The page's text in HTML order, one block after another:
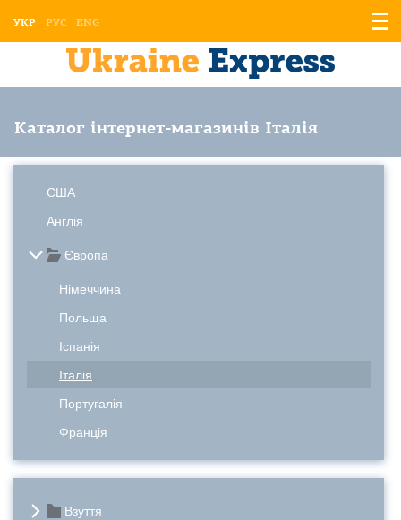
УКР РУС ENG
Каталог інтернет-магазинів Італія
США
Англія
Європа
Німеччина
Польща
Іспанія
Італія
Португалія
Франція
Взуття